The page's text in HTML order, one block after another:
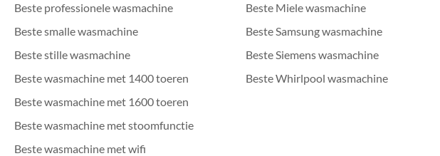
Beste professionele wasmachine
Beste smalle wasmachine
Beste stille wasmachine
Beste wasmachine met 1400 toeren
Beste wasmachine met 1600 toeren
Beste wasmachine met stoomfunctie
Beste wasmachine met wifi
Beste Miele wasmachine
Beste Samsung wasmachine
Beste Siemens wasmachine
Beste Whirlpool wasmachine